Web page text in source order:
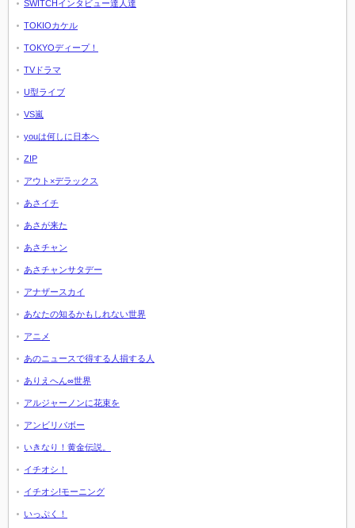
SWITCHインタビュー達人達
TOKIOカケル
TOKYOディープ！
TVドラマ
U型ライブ
VS嵐
youは何しに日本へ
ZIP
アウト×デラックス
あさイチ
あさが来た
あさチャン
あさチャンサタデー
アナザースカイ
あなたの知るかもしれない世界
アニメ
あのニュースで得する人損する人
ありえへん∞世界
アルジャーノンに花束を
アンビリバボー
いきなり！黄金伝説。
イチオシ！
イチオシ!モーニング
いっぷく！